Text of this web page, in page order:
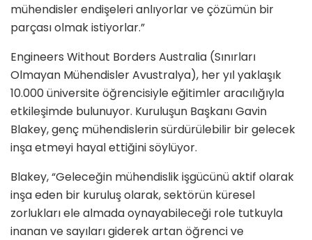
mühendisler endişeleri anlıyorlar ve çözümün bir
parçası olmak istiyorlar.”
Engineers Without Borders Australia (Sınırları
Olmayan Mühendisler Avustralya), her yıl yaklaşık
10.000 üniversite öğrencisiyle eğitimler aracılığıyla
etkileşimde bulunuyor. Kuruluşun Başkanı Gavin
Blakey, genç mühendislerin sürdürülebilir bir gelecek
inşa etmeyi hayal ettiğini söylüyor.
Blakey, “Geleceğin mühendislik işgücünü aktif olarak
inşa eden bir kuruluş olarak, sektörün küresel
zorlukları ele almada oynayabileceği role tutkuyla
inanan ve sayıları giderek artan öğrenci ve